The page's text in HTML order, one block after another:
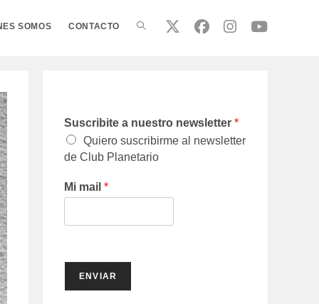
SOMOS CONTACTO ALTERNAR
Suscribite a nuestro newsletter *
Quiero suscribirme al newsletter
de Club Planetario
Mi mail *
ENVIAR